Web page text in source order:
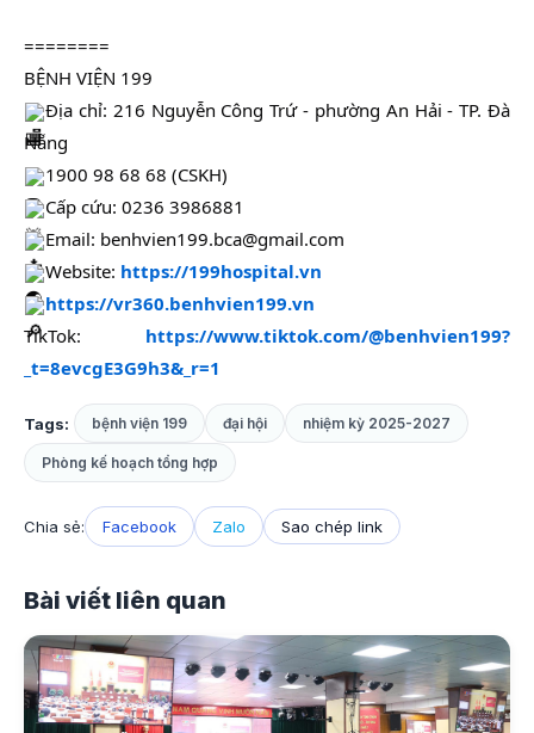
========
BỆNH VIỆN 199
Địa chỉ: 216 Nguyễn Công Trứ - phường An Hải - TP. Đà
Nẵng
1900 98 68 68 (CSKH)
Cấp cứu: 0236 3986881
Email: benhvien199.bca@gmail.com
Website: https://199hospital.vn
https://vr360.benhvien199.vn
TikTok: https://www.tiktok.com/@benhvien199?
_t=8evcgE3G9h3&_r=1
Tags: bệnh viện 199 đại hội nhiệm kỳ 2025-2027
Phòng kế hoạch tổng hợp
Chia sẻ: Facebook Zalo Sao chép link
Bài viết liên quan